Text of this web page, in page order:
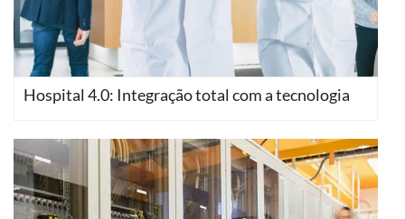
Hospital 4.0: Integração total com a tecnologia